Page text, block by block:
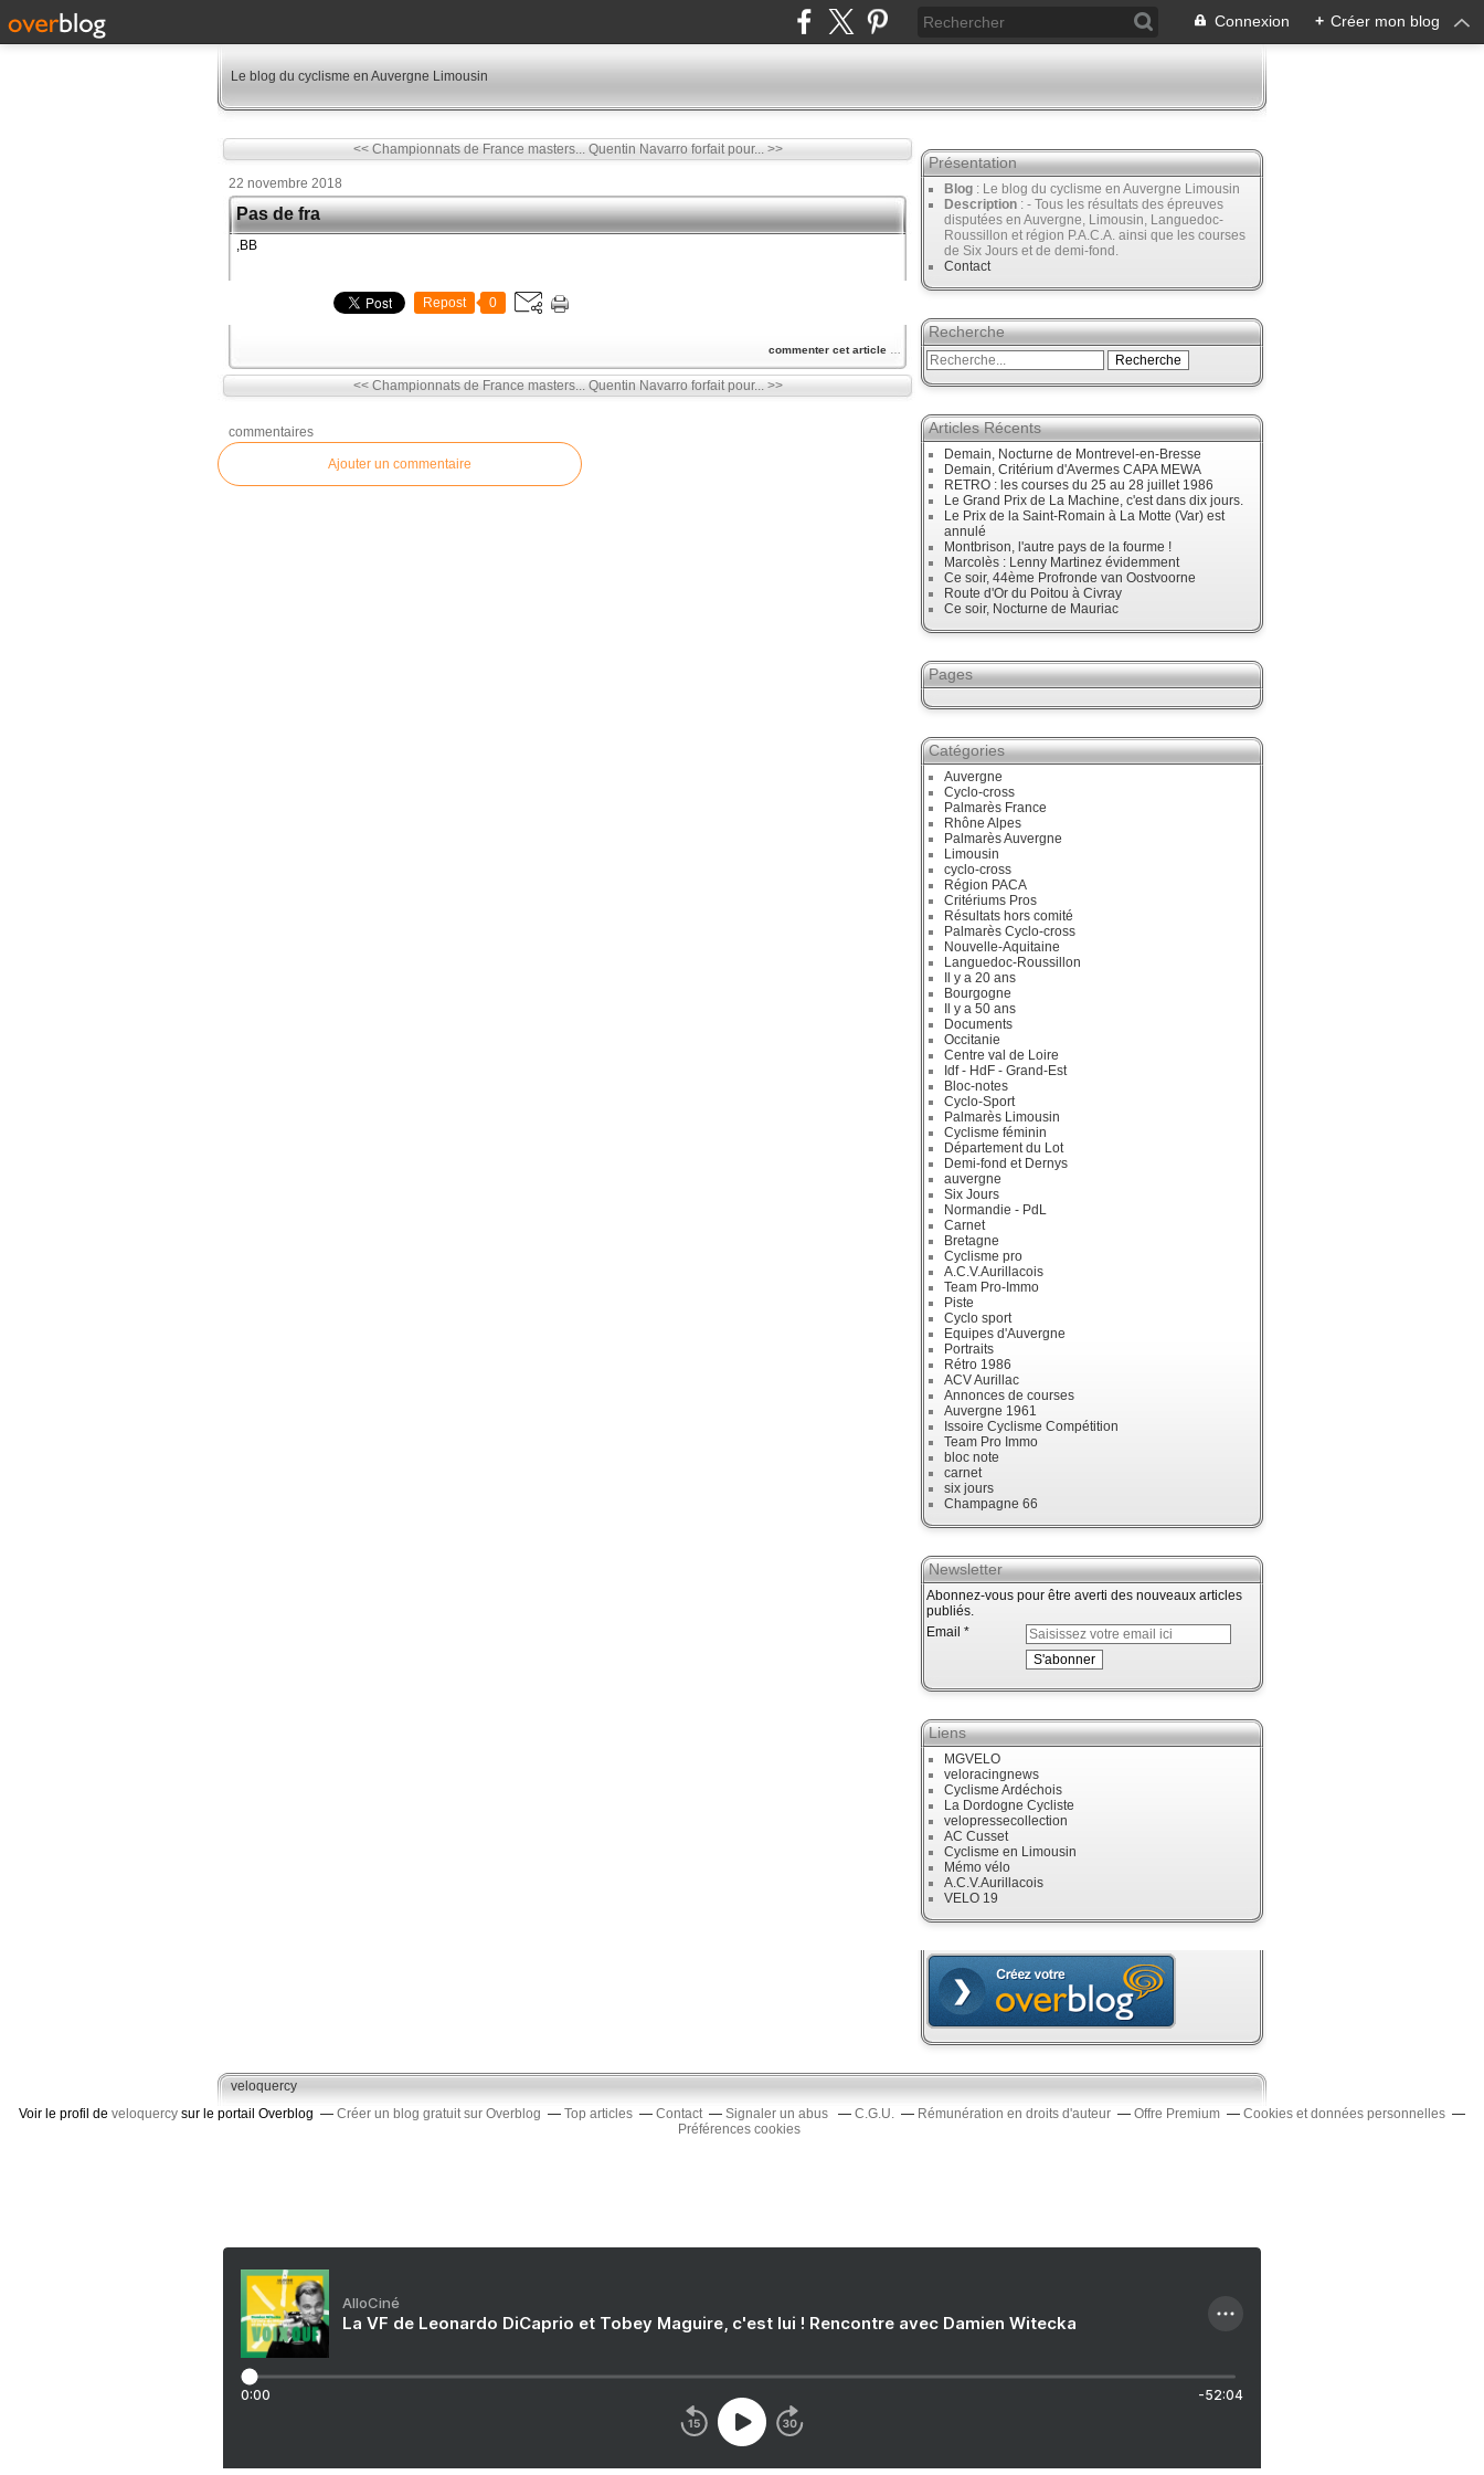
Connexion + Créer mon blog
Le blog du cyclisme en Auvergne Limousin
<< Championnats de France masters... Quentin Navarro forfait pour... >>
22 novembre 2018
Pas de fra
,BB
Repost 0
commenter cet article
<< Championnats de France masters... Quentin Navarro forfait pour... >>
commentaires
Ajouter un commentaire
Présentation
Blog : Le blog du cyclisme en Auvergne Limousin
Description : - Tous les résultats des épreuves
disputées en Auvergne, Limousin, Languedoc-
Roussillon et région P.A.C.A. ainsi que les courses
de Six Jours et de demi-fond.
Contact
Recherche
Articles Récents
Demain, Nocturne de Montrevel-en-Bresse
Demain, Critérium d'Avermes CAPA MEWA
RETRO : les courses du 25 au 28 juillet 1986
Le Grand Prix de La Machine, c'est dans dix jours.
Le Prix de la Saint-Romain à La Motte (Var) est
annulé
Montbrison, l'autre pays de la fourme !
Marcolès : Lenny Martinez évidemment
Ce soir, 44ème Profronde van Oostvoorne
Route d'Or du Poitou à Civray
Ce soir, Nocturne de Mauriac
Pages
Catégories
Auvergne
Cyclo-cross
Palmarès France
Rhône Alpes
Palmarès Auvergne
Limousin
cyclo-cross
Région PACA
Critériums Pros
Résultats hors comité
Palmarès Cyclo-cross
Nouvelle-Aquitaine
Languedoc-Roussillon
Il y a 20 ans
Bourgogne
Il y a 50 ans
Documents
Occitanie
Centre val de Loire
Idf - HdF - Grand-Est
Bloc-notes
Cyclo-Sport
Palmarès Limousin
Cyclisme féminin
Département du Lot
Demi-fond et Dernys
auvergne
Six Jours
Normandie - PdL
Carnet
Bretagne
Cyclisme pro
A.C.V.Aurillacois
Team Pro-Immo
Piste
Cyclo sport
Equipes d'Auvergne
Portraits
Rétro 1986
ACV Aurillac
Annonces de courses
Auvergne 1961
Issoire Cyclisme Compétition
Team Pro Immo
bloc note
carnet
six jours
Champagne 66
Newsletter
Abonnez-vous pour être averti des nouveaux articles
publiés.
Email
Liens
MGVELO
veloracingnews
Cyclisme Ardéchois
La Dordogne Cycliste
velopressecollection
AC Cusset
Cyclisme en Limousin
Mémo vélo
A.C.V.Aurillacois
VELO 19
veloquercy
Voir le profil de veloquercy sur le portail Overblog Créer un blog gratuit sur Overblog Top articles Contact Signaler un abus C.G.U. Rémunération en droits d'auteur Offre Premium
Cookies et données personnelles
Préférences cookies
AlloCiné
La VF de Leonardo DiCaprio et Tobey Maguire, c'est lui ! Rencontre avec Damien Witecka
0:00 -52:04